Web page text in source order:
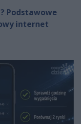
Podstawowe
internet